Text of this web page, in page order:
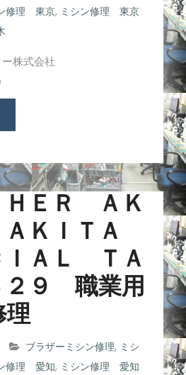
修理 東京, ミシン修理 東京
ー株式会社
ＨＥＲ ＡＫ
ＫＩＴＡ
ＩＡＬ ＴＡ
２９ 職業用
理
ブラザーミシン修理, ミシ
修理 愛知, ミシン修理 愛知